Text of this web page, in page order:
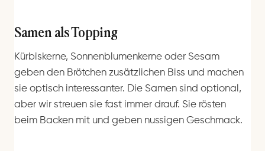
Samen als Topping
Kürbiskerne, Sonnenblumenkerne oder Sesam
geben den Brötchen zusätzlichen Biss und machen
sie optisch interessanter. Die Samen sind optional,
aber wir streuen sie fast immer drauf. Sie rösten
beim Backen mit und geben nussigen Geschmack.